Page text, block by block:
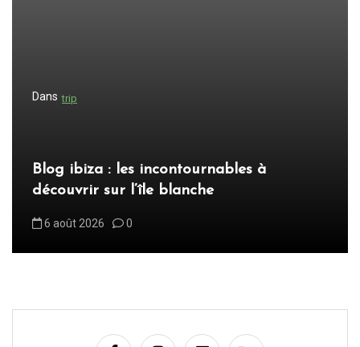
l
Dans trip
Blog ibiza : les incontournables à
découvrir sur l’île blanche
6 août 2026 0